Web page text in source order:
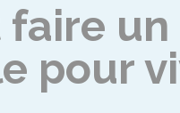
faire
pour